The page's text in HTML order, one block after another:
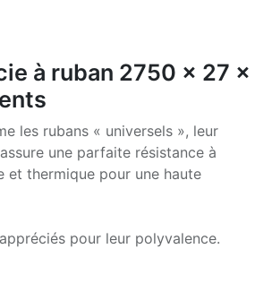
à ruban 2750 x 27 x
les rubans « universels », leur
une parfaite résistance à
et thermique pour une haute
pour leur polyvalence.